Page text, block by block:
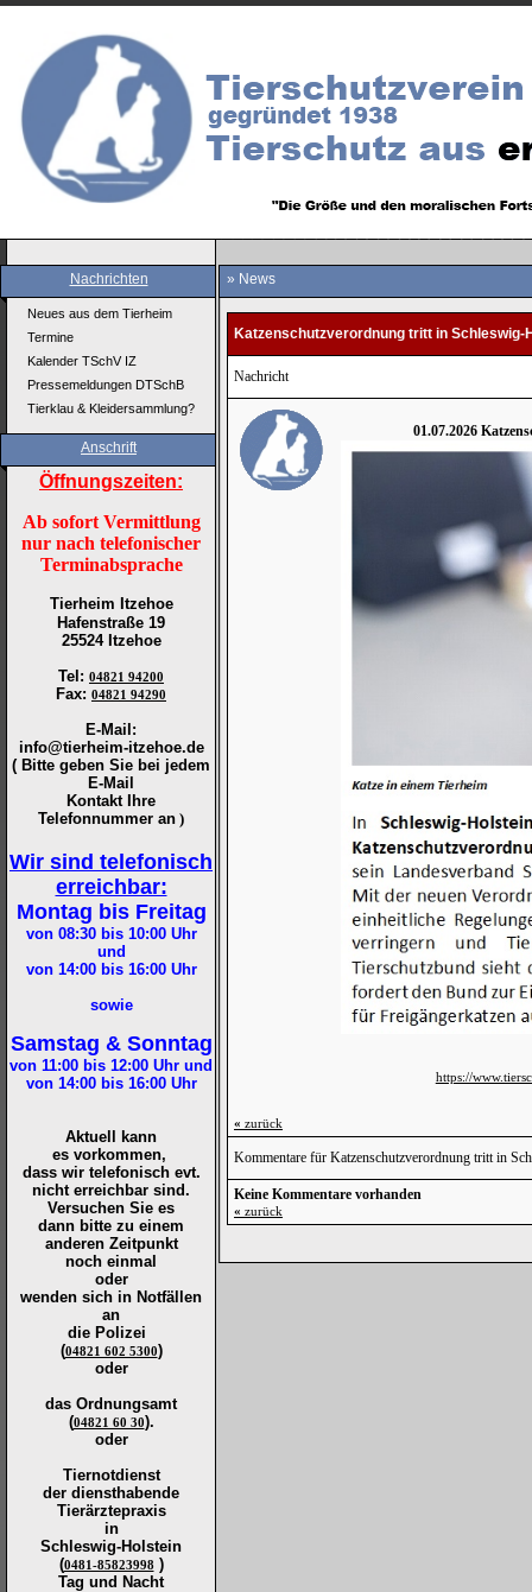
Nachrichten
Neues aus dem Tierheim
Termine
Kalender TSchV IZ
Pressemeldungen DTSchB
Tierklau & Kleidersammlung?
Anschrift
Öffnungszeiten:
Ab sofort Vermittlung
nur nach telefonischer
Terminabsprache
Tierheim Itzehoe
Hafenstraße 19
25524 Itzehoe
Tel : 04821 94200
Fax: 04821 94290
E-Mail:
info@tierheim-itzehoe.de
( Bitte geben Sie bei jedem
E-Mail
Kontakt Ihre
Telefonnummer an )
Wir sind telefonisch
erreichbar:
Montag bis Freitag
von 08:30 bis 10:00Uhr
und
von 14:00 bis 16:00Uhr
sowie
Samstag & Sonntag
von 11:00 bis 12:00 Uhr und
von 14:00 bis 16:00Uhr
Aktuell kann
es vorkommen,
dass wir telefonisch evt.
nicht erreichbar sind.
Versuchen Sie es
dann bitte zu einem
anderen Zeitpunkt
noch einmal
oder
wenden sich in Notfällen
an
die Polizei
(04821 602 5300)
oder
das Ordnungsamt
(04821 60 30).
oder
Tiernotdienst
der diensthabende
Tierärztepraxis
in
Schleswig-Holstein
(0481-85823998 )
Tag und Nacht
» News
Katzenschutzverordnung tritt in Schleswig-
Nachricht
01.07.2026
https://
« zurück
Kommentare für Katzenschutzverordnung tritt in
Keine Kommentare vorhanden
« zurück